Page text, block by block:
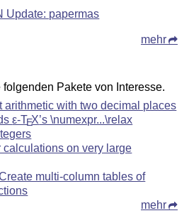
Update: papermas
mehr
Pakete von Interesse.
arithmetic with two decimal places
ε-TEX’s \numexpr...\relax
calculations on very large
multi-column tables of
mehr